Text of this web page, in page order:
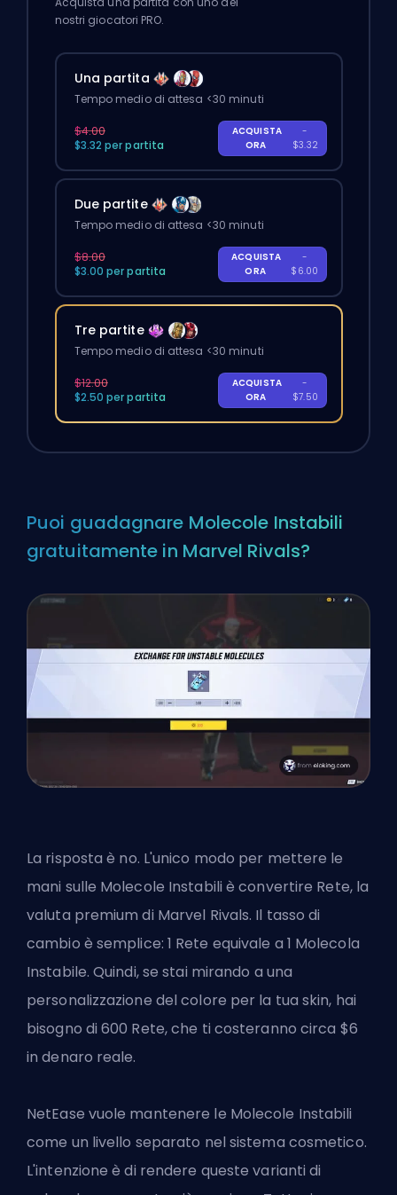
nostri giocatori PRO.
Una partita
Tempo medio di attesa <30 minuti
$4.00
$3.32 per partita
ACQUISTA
ORA
-
$3.32
Due partite
Tempo medio di attesa <30 minuti
$8.00
$3.00 per partita
ACQUISTA
ORA
-
$6.00
Tre partite
Tempo medio di attesa <30 minuti
$12.00
$2.50 per partita
ACQUISTA
ORA
-
$7.50
Puoi guadagnare Molecole Instabili
gratuitamente in Marvel Rivals?
La risposta è no. L'unico modo per mettere le
mani sulle Molecole Instabili è convertire Rete, la
valuta premium di Marvel Rivals. Il tasso di
cambio è semplice: 1 Rete equivale a 1 Molecola
Instabile. Quindi, se stai mirando a una
personalizzazione del colore per la tua skin, hai
bisogno di 600 Rete, che ti costeranno circa $6
in denaro reale.
NetEase vuole mantenere le Molecole Instabili
come un livello separato nel sistema cosmetico.
L'intenzione è di rendere queste varianti di